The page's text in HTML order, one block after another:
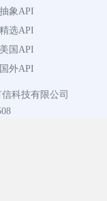
抽象API
精选API
美国API
国外API
科技有限公司